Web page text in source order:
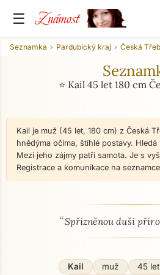
☰ Známost
Seznamka Pardubický kraj Česká
⭐ Kail 45 let 180 cm
Kail je muž (45 let, 180 cm) z Česká
hnědýma očima, štíhlé postavy.
Mezi jeho zájmy patří samota. Je s
Registrace a komunikace na
O mně - seznamka profil
“Spřízněnou duši
Kail muž 45 let